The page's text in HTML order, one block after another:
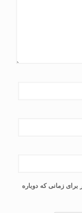
زمانی که دوباره